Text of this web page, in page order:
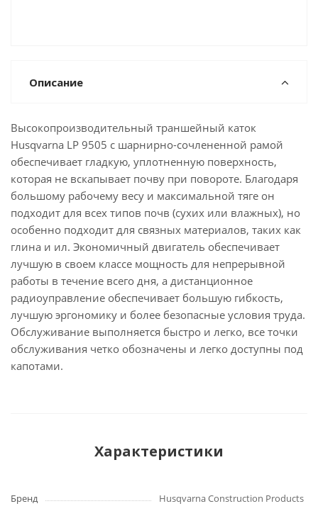
Описание
Высокопроизводительный траншейный каток
Husqvarna LP 9505 с шарнирно-сочлененной рамой
обеспечивает гладкую, уплотненную поверхность,
которая не вскапывает почву при повороте. Благодаря
большому рабочему весу и максимальной тяге он
подходит для всех типов почв (сухих или влажных), но
особенно подходит для связных материалов, таких как
глина и ил. Экономичный двигатель обеспечивает
лучшую в своем классе мощность для непрерывной
работы в течение всего дня, а дистанционное
радиоуправление обеспечивает большую гибкость,
лучшую эргономику и более безопасные условия труда.
Обслуживание выполняется быстро и легко, все точки
обслуживания четко обозначены и легко доступны под
капотами.
Характеристики
Бренд
Husqvarna Construction Products